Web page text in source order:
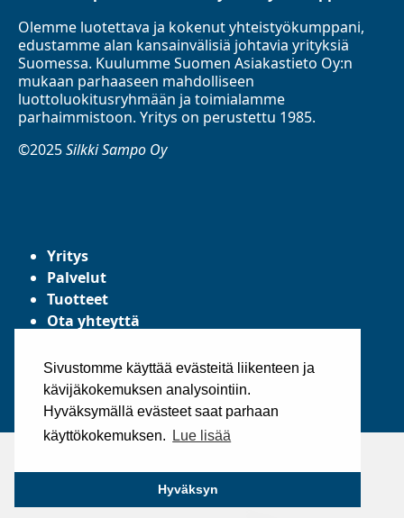
Sivustomme käyttää evästeitä liikenteen ja
kävijäkokemuksen analysointiin.
Hyväksymällä evästeet saat parhaan
käyttökokemuksen.
Lue lisää
Hyväksyn
Olemme luotettava ja kokenut yhteistyökumppani,
edustamme alan kansainvälisiä johtavia yrityksiä
Suomessa. Kuulumme Suomen Asiakastieto Oy:n
mukaan parhaaseen mahdolliseen
luottoluokitusryhmään ja toimialamme
parhaimmistoon. Yritys on perustettu 1985.
©2025Silkki Sampo Oy
Yritys
Palvelut
Tuotteet
Ota yhteyttä
Yleiset toimitusehdot